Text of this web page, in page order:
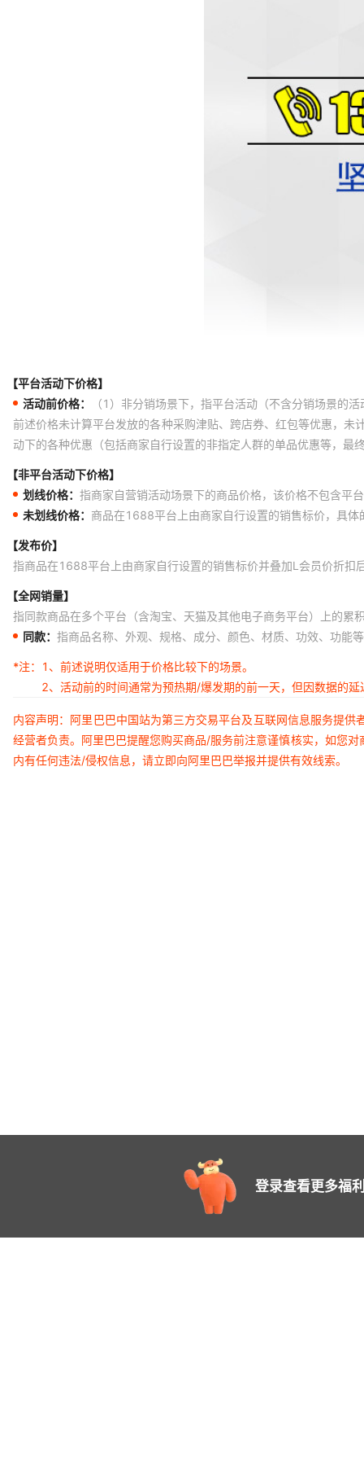
【平台活动下价格】
活动前价格：
（1）非分销场景下，指平台活动（不含分销场景的
前述价格未计算平台发放的各种采购津贴、跨店券、红包等优惠，
动下的各种优惠（包括商家自行设置的非指定人群的单品优惠等，
【非平台活动下价格】
划线价格： 指商家自营销活动场景下的商品价格，该价格不包含平
未划线价格： 商品在1688平台上由商家自行设置的销售标价，具
【发布价】
指商品在1688平台上由商家自行设置的销售标价并叠加L会员价折扣
【全网销量】
指同款商品在多个平台（含淘宝、天猫及其他电子商务平台）上的累
同款： 指商品名称、外观、规格、成分、颜色、材质、功效、功能
*注：
1、前述说明仅适用于价格比较下的场景。
2、活动前的时间通常为预热期/爆发期的前一天，但因数据的
内容声明：阿里巴巴中国站为第三方交易平台及互联网信息服务提
经营者负责。阿里巴巴提醒您购买商品/服务前注意谨慎核实，如您
内有任何违法/侵权信息，请立即向阿里巴巴举报并提供有效线索。
登录查看更多福